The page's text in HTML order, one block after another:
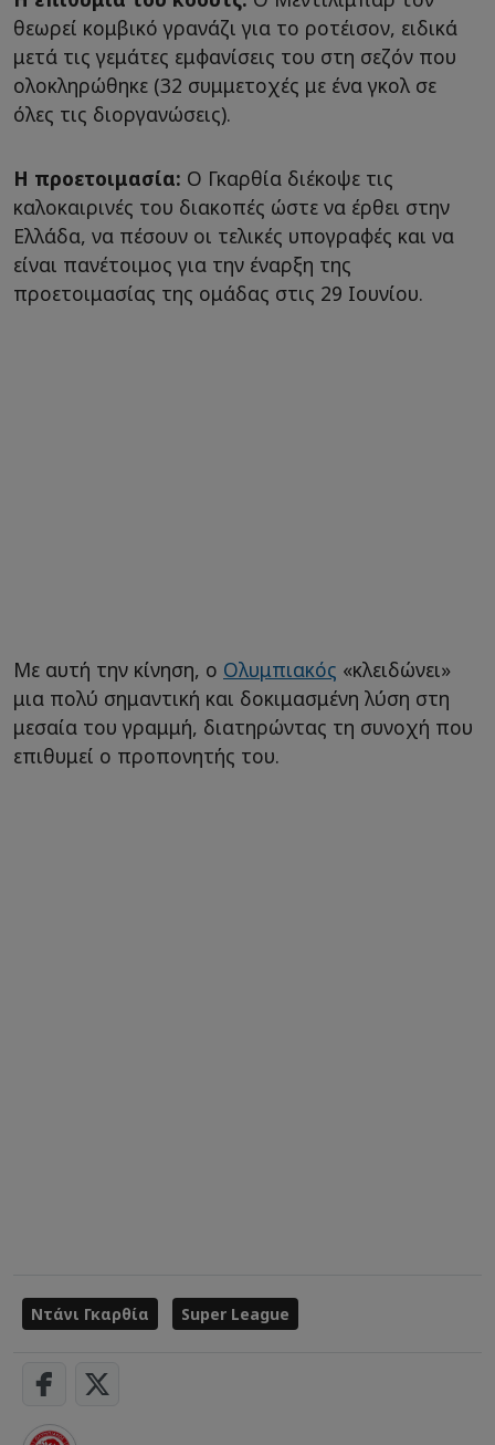
θεωρεί κομβικό γρανάζι για το ροτέισον, ειδικά
μετά τις γεμάτες εμφανίσεις του στη σεζόν που
ολοκληρώθηκε (32 συμμετοχές με ένα γκολ σε
όλες τις διοργανώσεις).
Η προετοιμασία: Ο Γκαρθία διέκοψε τις
καλοκαιρινές του διακοπές ώστε να έρθει στην
Ελλάδα, να πέσουν οι τελικές υπογραφές και να
είναι πανέτοιμος για την έναρξη της
προετοιμασίας της ομάδας στις 29 Ιουνίου.
Με αυτή την κίνηση, ο Ολυμπιακός «κλειδώνει»
μια πολύ σημαντική και δοκιμασμένη λύση στη
μεσαία του γραμμή, διατηρώντας τη συνοχή που
επιθυμεί ο προπονητής του.
Ντάνι Γκαρθία Super League